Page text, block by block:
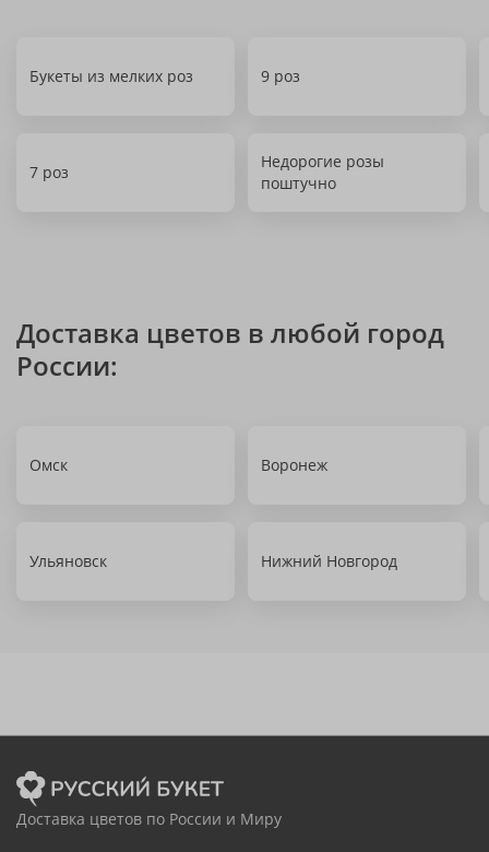
Букеты из мелких роз 9 роз
7 роз
Недорогие розы
поштучно
Доставка цветов в любой город
России:
Омск Воронеж
Ульяновск Нижний Новгород
Доставка цветов по России и Миру